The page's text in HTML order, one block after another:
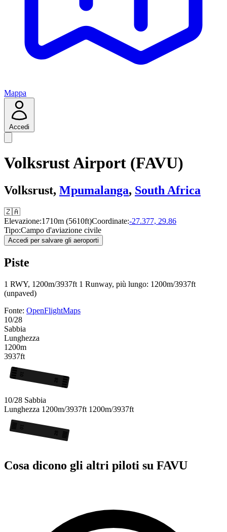
Mappa
Accedi
Volksrust Airport (FAVU)
Volksrust, Mpumalanga, South Africa
🇿🇦
Elevazione:1710m (5610ft)Coordinate:-27.377, 29.86
Tipo:Campo d'aviazione civile
Accedi per salvare gli aeroporti
Piste
1 RWY, 1200m/3937ft 1 Runway, più lungo: 1200m/3937ft
(unpaved)
Fonte: OpenFlightMaps
10/28
Sabbia
Lunghezza
1200m
3937ft
28
10
10/28 Sabbia
Lunghezza 1200m/3937ft 1200m/3937ft
28
10
Cosa dicono gli altri piloti su FAVU